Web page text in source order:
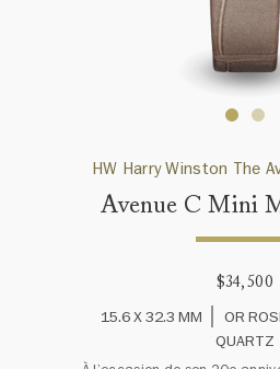
HW Harry Winston The
Avenue C Mini
$34,500
15.6 X 32.3 MM
OR
QUARTZ